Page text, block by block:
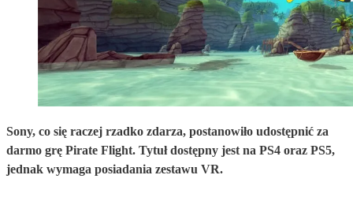
Sony, co się raczej rzadko zdarza, postanowiło udostępnić za
darmo grę Pirate Flight. Tytuł dostępny jest na PS4 oraz PS5,
jednak wymaga posiadania zestawu VR.